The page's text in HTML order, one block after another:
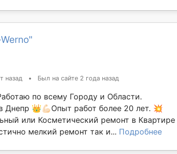
назад • Был на сайте 2 года назад
по всему Городу и Области.
👑💪🏻Опыт работ более 20 лет. 💥
или Косметический ремонт в Квартире
мелкий ремонт так и... Подробнее